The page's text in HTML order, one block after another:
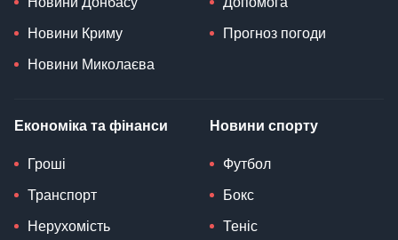
Новини Криму
Новини Миколаєва
Прогноз погоди
Економіка та фінанси
Гроші
Транспорт
Нерухомість
Новини спорту
Футбол
Бокс
Теніс